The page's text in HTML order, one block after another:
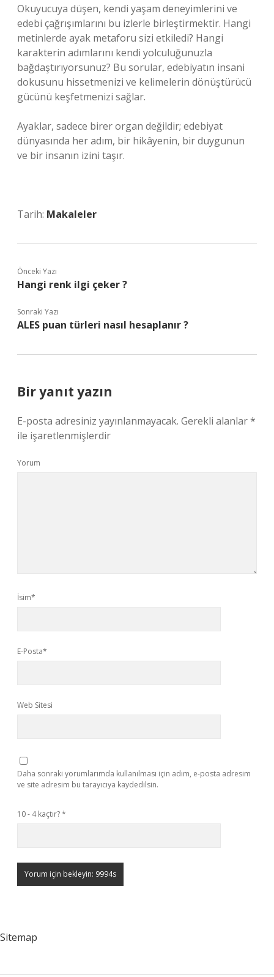
Okuyucuya düşen, kendi yaşam deneyimlerini ve
edebi çağrışımlarını bu izlerle birleştirmektir. Hangi
metinlerde ayak metaforu sizi etkiledi? Hangi
karakterin adımlarını kendi yolculuğunuzla
bağdaştırıyorsunuz? Bu sorular, edebiyatın insani
dokusunu hissetmenizi ve kelimelerin dönüştürücü
gücünü keşfetmenizi sağlar.
Ayaklar, sadece birer organ değildir; edebiyat
dünyasında her adım, bir hikâyenin, bir duygunun
ve bir insanın izini taşır.
Tarih: Makaleler
Önceki Yazı
Hangi renk ilgi çeker ?
Sonraki Yazı
ALES puan türleri nasıl hesaplanır ?
Bir yanıt yazın
E-posta adresiniz yayınlanmayacak. Gerekli alanlar*
ile işaretlenmişlerdir
Yorum
İsim*
E-Posta*
Web Sitesi
Daha sonraki yorumlarımda kullanılması için adım, e-posta adresim
ve site adresim bu tarayıcıya kaydedilsin.
10 - 4 kaçtır?*
Sitemap